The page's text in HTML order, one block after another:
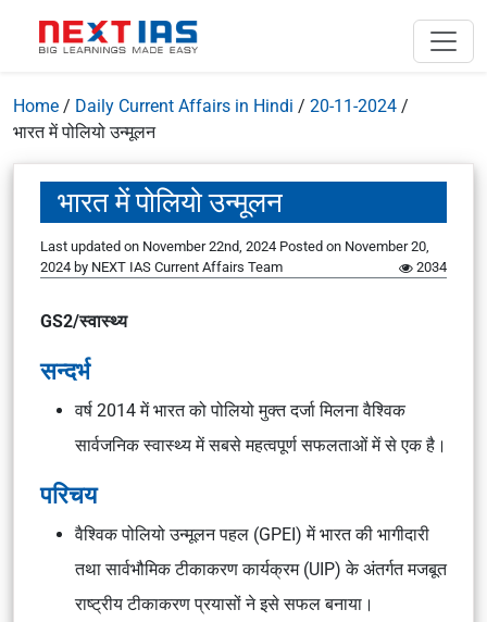
Home / Daily Current Affairs in Hindi / 20-11-2024 /
भारत में पोलियो उन्मूलन
भारत में पोलियो उन्मूलन
Last updated on November 22nd, 2024 Posted on November 20,
2024 by NEXT IAS Current Affairs Team 2034
GS2/स्वास्थ्य
सन्दर्भ
वर्ष 2014 में भारत को पोलियो मुक्त दर्जा मिलना वैश्विक
सार्वजनिक स्वास्थ्य में सबसे महत्वपूर्ण सफलताओं में से एक है।
परिचय
वैश्विक पोलियो उन्मूलन पहल (GPEI) में भारत की भागीदारी
तथा सार्वभौमिक टीकाकरण कार्यक्रम (UIP) के अंतर्गत मजबूत
राष्ट्रीय टीकाकरण प्रयासों ने इसे सफल बनाया।